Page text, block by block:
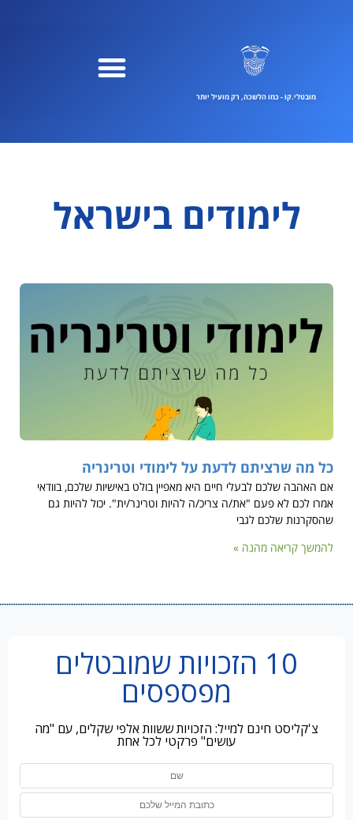
מובטלי.קוֹ - כמו הלשכה, רק מועיל יותר
לימודים בישראל
כל מה שרציתם לדעת על לימודי וטרינריה
אם האהבה שלכם לבעלי חיים היא מאפיין בולט באישיות שלכם, בוודאי
אמרו לכם לא פעם "את/ה צריכ/ה להיות וטרינר/ית". יכול להיות גם
שהסקרנות שלכם לגבי
להמשך קריאה מהנה »
10 הזכויות שמובטלים
מפספסים
צ'קליסט חינם למייל: הזכויות ששוות אלפי שקלים, עם "מה
עושים" פרקטי לכל אחת